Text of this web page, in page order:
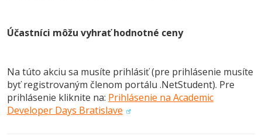
Účastníci môžu vyhrať hodnotné ceny
Na túto akciu sa musíte prihlásiť (pre prihlásenie musíte
byť registrovaným členom portálu .NetStudent). Pre
prihlásenie kliknite na: Prihlásenie na Academic
Developer Days Bratislave